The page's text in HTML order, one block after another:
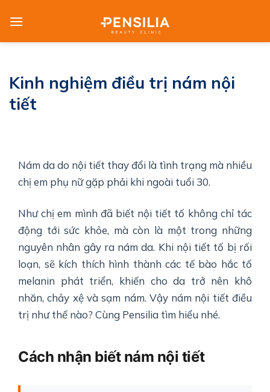
Kinh nghiệm điều trị nám nội
tiết
Nám da do nội tiết thay đổi là tình trạng mà nhiều
chị em phụ nữ gặp phải khi ngoài tuổi 30.
Như chị em mình đã biết nội tiết tố không chỉ tác
động tới sức khỏe, mà còn là một trong những
nguyên nhân gây ra nám da. Khi nội tiết tố bị rối
loạn, sẽ kích thích hình thành các tế bào hắc tố
melanin phát triển, khiến cho da trở nên khô
nhăn, chảy xệ và sạm nám. Vậy nám nội tiết điều
trị như thế nào? Cùng Pensilia tìm hiểu nhé.
Cách nhận biết nám nội tiết